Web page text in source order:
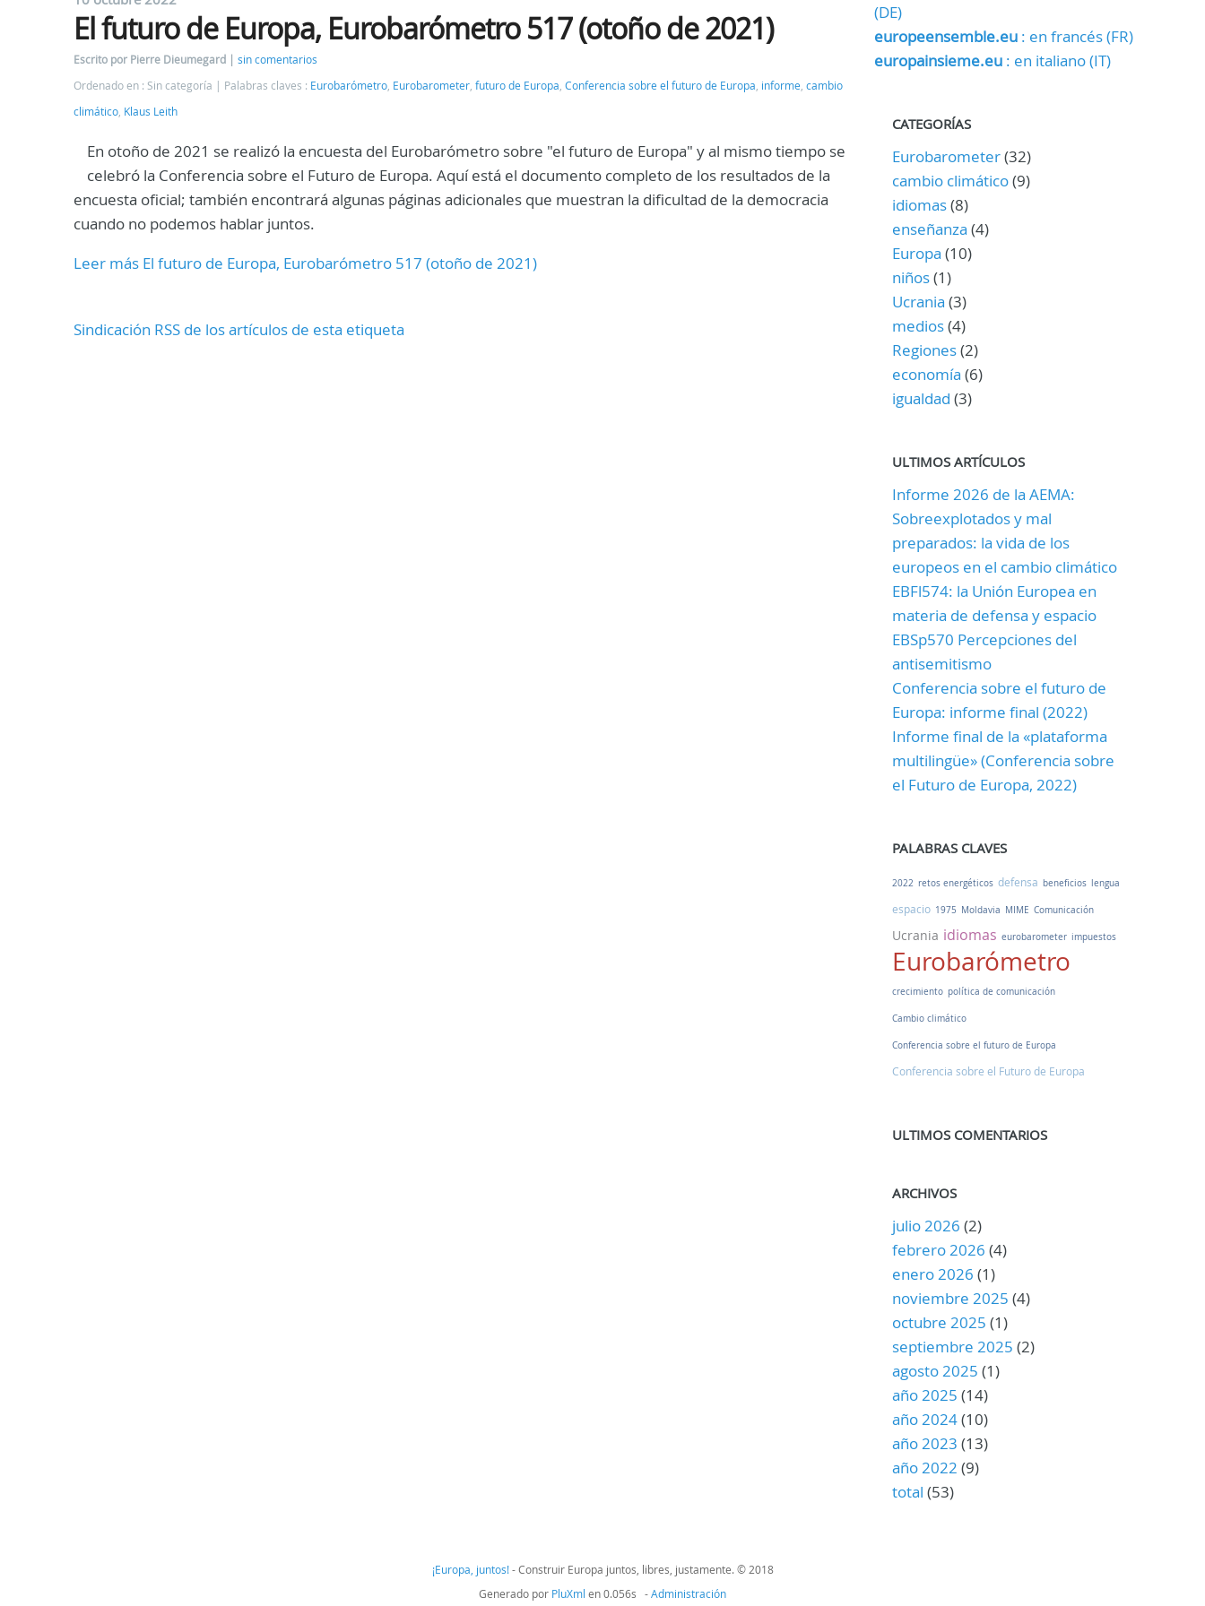
El futuro de Europa, Eurobarómetro 517 (otoño de 2021)
Escrito por Pierre Dieumegard
sin comentarios
Ordenado en : Sin categoría
Palabras claves : Eurobarómetro, Eurobarometer, futuro de Europa, Conferencia sobre el futuro de Europa, informe, cambio
climático, Klaus Leith
En otoño de 2021 se realizó la encuesta del Eurobarómetro sobre "el futuro de Europa" y al mismo tiempo se
celebró la Conferencia sobre el Futuro de Europa. Aquí está el documento completo de los resultados de la
encuesta oficial; también encontrará algunas páginas adicionales que muestran la dificultad de la democracia
cuando no podemos hablar juntos.
Leer más El futuro de Europa, Eurobarómetro 517 (otoño de 2021)
Sindicación RSS de los artículos de esta etiqueta
(DE)
europeensemble.eu: en francés (FR)
europainsieme.eu: en italiano (IT)
CATEGORÍAS
Eurobarometer(32)
cambio climático(9)
idiomas(8)
enseñanza (4)
Europa (10)
niños(1)
Ucrania (3)
medios(4)
Regiones(2)
economía (6)
igualdad (3)
ULTIMOS ARTÍCULOS
Informe 2026 de la AEMA:
Sobreexplotados y mal
preparados: la vida de los
europeos en el cambio climático
EBFl574: la Unión Europea en
materia de defensa y espacio
EBSp570 Percepciones del
antisemitismo
Conferencia sobre el futuro de
Europa: informe final (2022)
Informe final de la «plataforma
multilingüe» (Conferencia sobre
el Futuro de Europa, 2022)
PALABRAS CLAVES
2022 retos energéticos defensa beneficios lengua
espacio 1975 Moldavia MIME Comunicación
Ucrania idiomas eurobarometer impuestos
Eurobarómetro
crecimiento política de comunicación
Cambio climático
Conferencia sobre el futuro de Europa
Conferencia sobre el Futuro de Europa
ULTIMOS COMENTARIOS
ARCHIVOS
julio 2026 (2)
febrero 2026 (4)
enero 2026 (1)
noviembre 2025 (4)
octubre 2025 (1)
septiembre 2025 (2)
agosto 2025 (1)
año 2025 (14)
año 2024(10)
año 2023 (13)
año 2022 (9)
total (53)
¡Europa, juntos!- Construir Europa juntos, libres, justamente. © 2018
Generado por PluXml en 0.056s -Administración